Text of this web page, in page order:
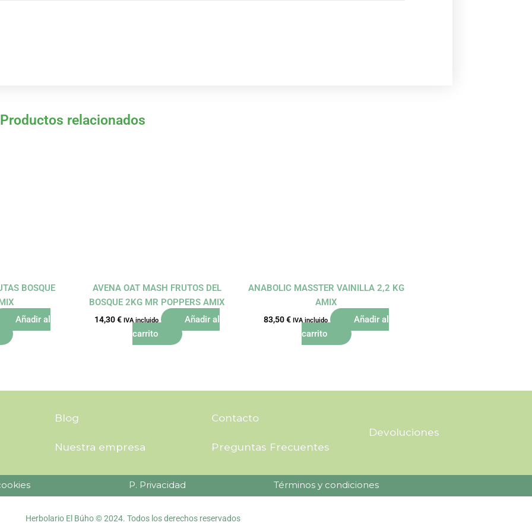
Productos relacionados
BOSQUE
Añadir al
AVENA OAT MASH FRUTOS DEL
BOSQUE 2KG MR POPPERS AMIX
14,30€ IVA incluido
Añadir al
carrito
ANABOLIC MASSTER VAINILLA 2,2 KG
AMIX
83,50€ IVA incluido
Añadir al
carrito
Blog
Nuestra empresa
Contacto
Preguntas Frecuentes
Devoluciones
P. Privacidad Términos y condiciones
Herbolario El Búho © 2024. Todos los derechos reservados